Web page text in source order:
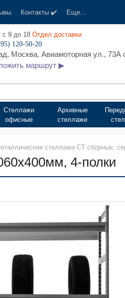
Контакты ✔️ Еще...
с 9 до 18 Отдел доставки
120-50-20
Москва, Авиамоторная ул., 73А
маршрут ▶
Стеллажи
офисные
Архивные
стеллажи
стеллажи СТ сборные,
4-полки